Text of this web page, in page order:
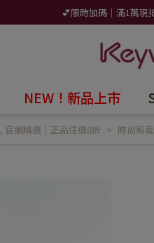
💕限時加碼｜滿1萬現
NEW！新品上市
, 官網精選｜正品任選8折 時尚剪